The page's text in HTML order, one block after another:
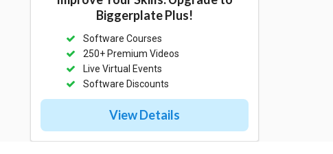
Biggerplate Plus!
Software Courses
250+ Premium Videos
Live Virtual Events
Software Discounts
View Details